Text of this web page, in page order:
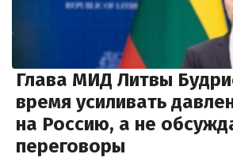
Глава МИД Литвы
время усиливать
на Россию, а не
переговоры